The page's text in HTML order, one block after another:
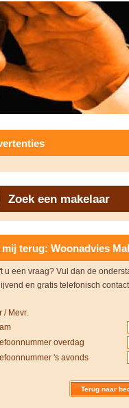
Zoek een makelaar
mij terug: Woonadvies
u een vraag? Vul dan de
en gratis telefonisch
/ Mevr.
overdag
's avonds
Terug naar